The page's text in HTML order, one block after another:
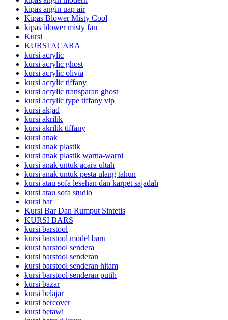
kipas angin uap air
Kipas Blower Misty Cool
kipas blower misty fan
Kursi
KURSI ACARA
kursi acrylic
kursi acrylic ghost
kursi acrylic olivia
kursi acrylic tiffany
kursi acrylic transparan ghost
kursi acrylic type tiffany vip
kursi akjad
kursi akrilik
kursi akrilik tiffany
kursi anak
kursi anak plastik
kursi anak plastik warna-warni
kursi anak untuk acara ultah
kursi anak untuk pesta ulang tahun
kursi atau sofa lesehan dan karpet sajadah
kursi atau sofa studio
kursi bar
Kursi Bar Dan Rumput Sintetis
KURSI BARS
kursi barstool
kursi barstool model baru
kursi barstool sendera
kursi barstool senderan
kursi barstool senderan hitam
kursi barstool senderan putih
kursi bazar
kursi belajar
kursi bercover
kursi betawi